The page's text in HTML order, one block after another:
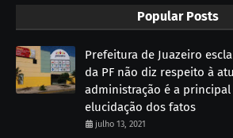
Popular Posts
Prefeitura de Juazeiro
da PF não diz respeito à
administração é a
elucidação dos fatos
julho 13, 2021